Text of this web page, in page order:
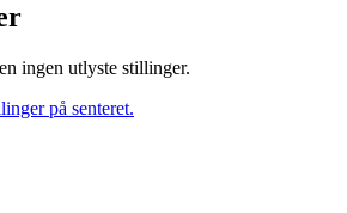
ingen utlyste stillinger.
på senteret.